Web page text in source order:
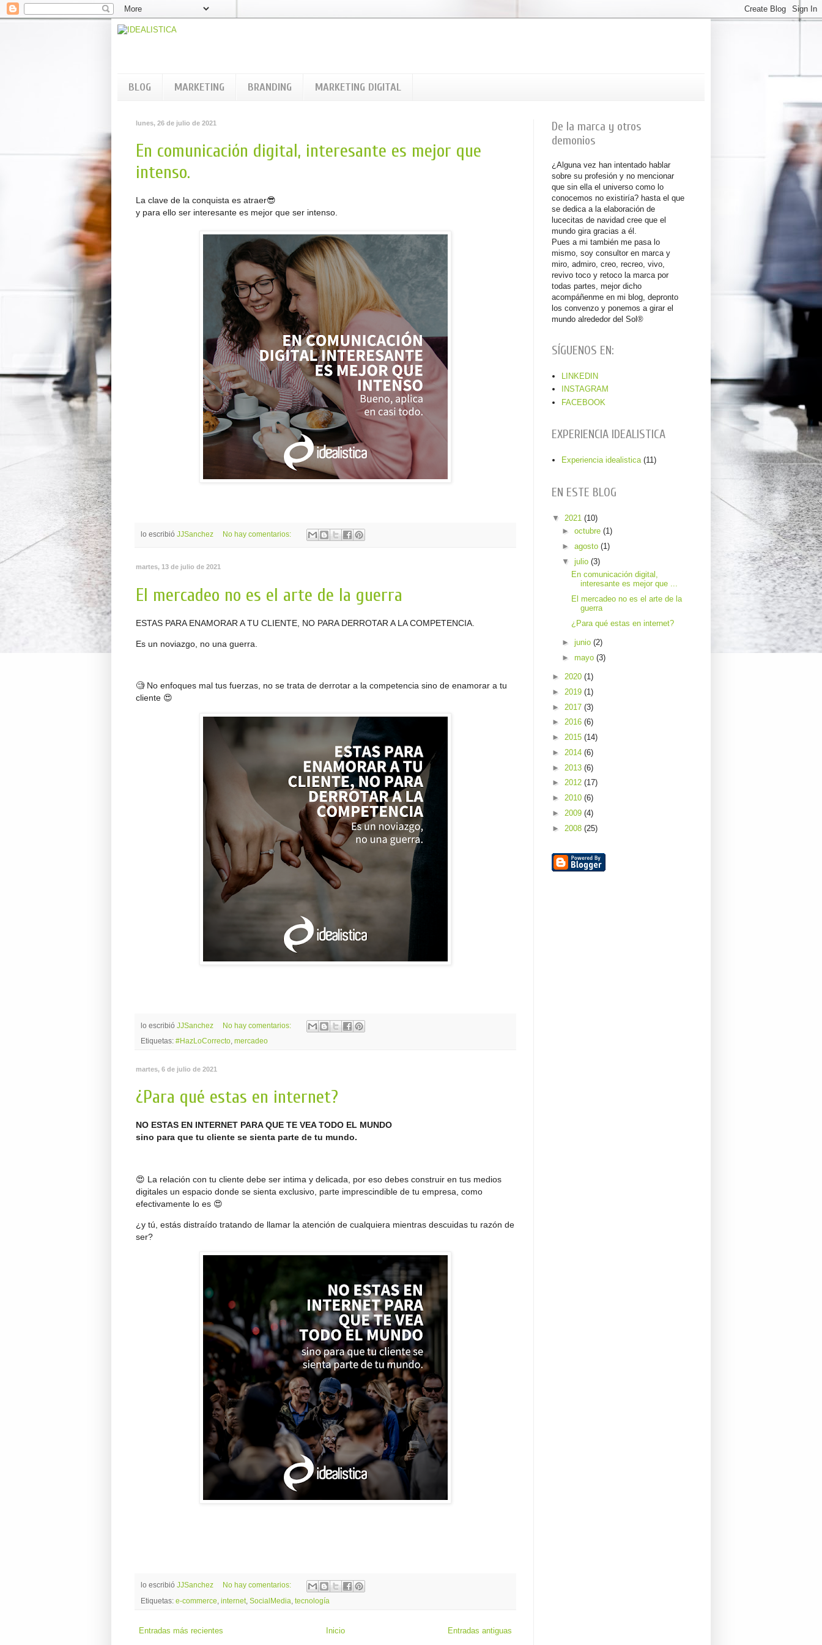
BLOG MARKETING BRANDING MARKETING DIGITAL
lunes, 26 de julio de 2021
En comunicación digital, interesante es mejor que
intenso.
La clave de la conquista es atraer😎
y para ello ser interesante es mejor que ser intenso.
lo escribió JJSanchez No hay comentarios:
martes, 13 de julio de 2021
El mercadeo no es el arte de la guerra
ESTAS PARA ENAMORAR A TU CLIENTE, NO PARA DERROTAR A LA COMPETENCIA.
Es un noviazgo, no una guerra.
🧐 No enfoques mal tus fuerzas, no se trata de derrotar a la competencia sino de enamorar a tu
cliente 😍
lo escribió JJSanchez
No hay comentarios:
Etiquetas: #HazLoCorrecto mercadeo
martes, 6 de julio de 2021
¿Para qué estas en internet?
NO ESTAS EN INTERNET PARA QUE TE VEA TODO EL MUNDO
sino para que tu cliente se sienta parte de tu mundo.
😍 La relación con tu cliente debe ser intima y delicada, por eso debes construir en tus medios
digitales un espacio donde se sienta exclusivo, parte imprescindible de tu empresa, como
efectivamente lo es 😍
¿y tú, estás distraído tratando de llamar la atención de cualquiera mientras descuidas tu razón de
ser?
lo escribió JJSanchez
No hay comentarios:
Etiquetas: e-commerce internet, SocialMedia tecnología
Entradas más recientes Entradas antiguas
Inicio
De la marca y otros
demonios
¿Alguna vez han intentado hablar
sobre su profesión y no mencionar
que sin ella el universo como lo
conocemos no existiría? hasta el que
se dedica a la elaboración de
lucecitas de navidad cree que el
mundo gira gracias a él.
Pues a mi también me pasa lo
mismo, soy consultor en marca y
miro, admiro, creo, recreo, vivo,
revivo toco y retoco la marca por
todas partes, mejor dicho
acompáñenme en mi blog, depronto
los convenzo y ponemos a girar el
mundo alrededor del Sol®
SÍGUENOS EN:
LINKEDIN
INSTAGRAM
FACEBOOK
EXPERIENCIA IDEALISTICA
Experiencia idealistica (11)
EN ESTE BLOG
▼ 2021 (10)
► octubre (1)
► agosto (1)
▼ julio (3)
En comunicación digital,
interesante es mejor que ...
El mercadeo no es el arte de la
guerra
¿Para qué estas en internet?
► junio (2)
► mayo (3)
► 2020 (1)
► 2019 (1)
► 2017 (3)
► 2016 (6)
► 2015 (14)
► 2014 (6)
► 2013 (6)
► 2012 (17)
► 2010 (6)
► 2009 (4)
► 2008 (25)